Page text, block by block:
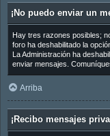
¡No puedo enviar un
Hay tres razones posibles;
foro ha deshabilitado la
La Administración ha
enviar mensajes.
Arriba
¡Recibo mensajes